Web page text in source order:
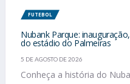
FUTEBOL
Nubank Parque:
do estádio do Palmeiras
5 DE AGOSTO DE 2026
Conheça a história do